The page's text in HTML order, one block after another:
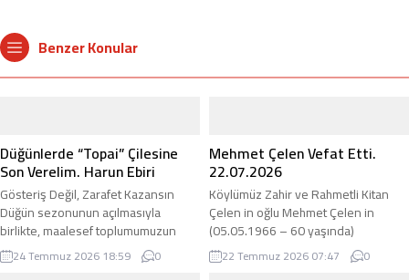
Benzer Konular
Düğünlerde “Topai” Çilesine
Son Verelim. Harun Ebiri
Gösteriş Değil, Zarafet Kazansın
Düğün sezonunun açılmasıyla
birlikte, maalesef toplumumuzun
kanayan yaralarından biri olan
“Topai” —yani bağırma usulüyle takı
24 Temmuz 2026 18:59 0
Mehmet Çelen Vefat Etti.
22.07.2026
Köylümüz Zahir ve Rahmetli Kitan
Çelen in oğlu Mehmet Çelen in
(05.05.1966 – 60 yaşında)
Akciğerinde Kitle yüzünden İstanbul
Bezmialem Üniversitesinde
22 Temmuz 2026 07:47 0